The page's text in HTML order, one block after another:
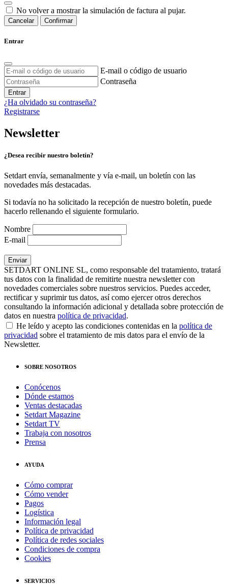
No volver a mostrar la simulación de factura al pujar.
Cancelar Confirmar
Entrar
E-mail o código de usuario
Contraseña
Entrar
¿Ha olvidado su contraseña?
Registrarse
Newsletter
¿Desea recibir nuestro boletín?
Setdart envía, semanalmente y vía e-mail, un boletín con las
novedades más destacadas.
Si todavía no ha solicitado la recepción de nuestro boletín, puede
hacerlo rellenando el siguiente formulario.
Nombre
E-mail
SETDART ONLINE SL, como responsable del tratamiento, tratará
tus datos con la finalidad de remitirte nuestra newsletter con
novedades comerciales sobre nuestros servicios. Puedes acceder,
rectificar y suprimir tus datos, así como ejercer otros derechos
consultando la información adicional y detallada sobre protección de
datos en nuestra política de privacidad.
He leído y acepto las condiciones contenidas en la política de
privacidad sobre el tratamiento de mis datos para el envío de la
Newsletter.
SOBRE NOSOTROS
Conócenos
Dónde estamos
Ventas destacadas
Setdart Magazine
Setdart TV
Trabaja con nosotros
Prensa
AYUDA
Cómo comprar
Cómo vender
Pagos
Logística
Información legal
Política de privacidad
Política de redes sociales
Condiciones de compra
Cookies
SERVICIOS